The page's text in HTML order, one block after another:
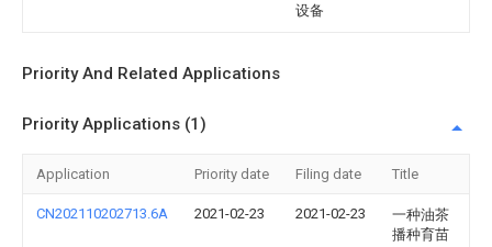
设备
Priority And Related Applications
Priority Applications (1)
Application Priority date Filing date Title
CN202110202713.6A 2021-02-23 2021-02-23
一种油茶
播种育苗